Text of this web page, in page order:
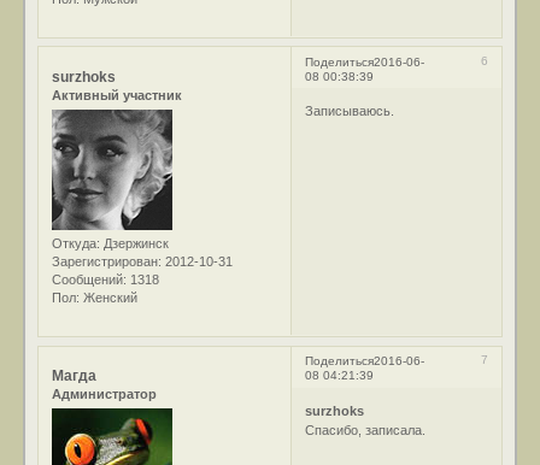
Поделиться 6
2016-06-
08 00:38:39
surzhoks
Активный участник
Откуда: Дзержинск
Зарегистрирован: 2012-10-31
Сообщений: 1318
Пол: Женский
Записываюсь.
Поделиться 7
2016-06-
08 04:21:39
Магда
Администратор
surzhoks
Спасибо, записала.